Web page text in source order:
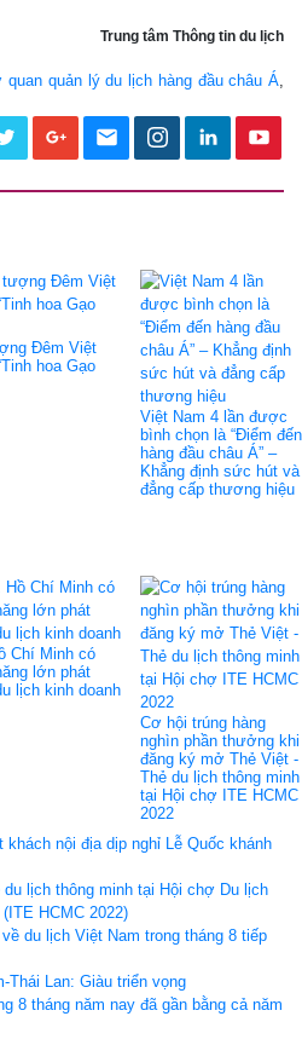
Trung tâm Thông tin du lịch
quan quản lý du lịch hàng đầu châu Á,
Đêm Việt
hoa Gạo
Việt Nam 4 lần được
bình chọn là “Điểm đến
hàng đầu châu Á” –
Khẳng định sức hút và
đẳng cấp thương hiệu
Chí Minh có
lớn phát
lịch kinh doanh
Cơ hội trúng hàng
nghìn phần thưởng khi
đăng ký mở Thẻ Việt -
Thẻ du lịch thông minh
tại Hội chợ ITE HCMC
2022
nội địa dịp nghỉ Lễ Quốc khánh
lịch thông minh tại Hội chợ Du lịch
HCMC 2022)
du lịch Việt Nam trong tháng 8 tiếp
Thái Lan: Giàu triển vọng
8 tháng năm nay đã gần bằng cả năm